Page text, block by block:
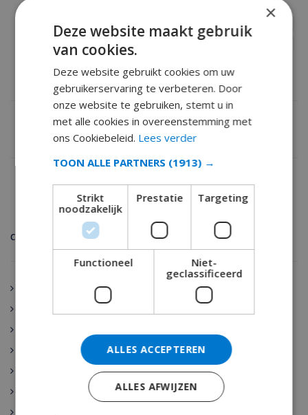
ALTEA VAKANTIEHUIS
CATEGORIEËN
Vakantiehuizen Spanje
×
Deze website maakt gebruik
van cookies.
Deze website gebruikt cookies om uw
gebruikerservaring te verbeteren. Door
onze website te gebruiken, stemt u in
met alle cookies in overeenstemming met
ons Cookiebeleid. Lees verder
TOON ALLE PARTNERS (1913) →
Strikt
noodzakelijk
Prestatie Targeting
Functioneel
Niet-
geclassificeerd
ALLES ACCEPTEREN
ALLES AFWIJZEN